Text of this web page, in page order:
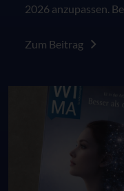
2026 anzupassen.
Änderungen greifen
Zum Beitrag